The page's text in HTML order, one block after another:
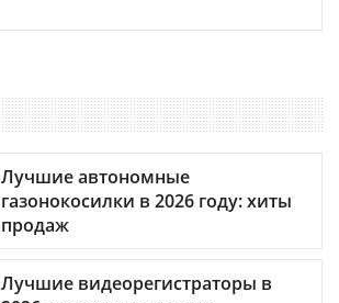
Лучшие автономные
газонокосилки в 2026 году: хиты
продаж
Лучшие видеорегистраторы в